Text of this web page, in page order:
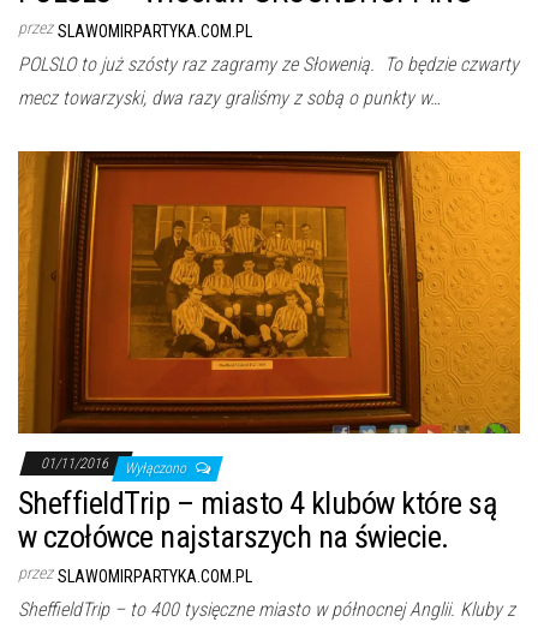
przez SLAWOMIRPARTYKA.COM.PL
POLSLO to już szósty raz zagramy ze Słowenią. To będzie czwarty
mecz towarzyski, dwa razy graliśmy z sobą o punkty w…
01/11/2016 Wyłączono
SheffieldTrip – miasto 4 klubów które są
w czołówce najstarszych na świecie.
przez SLAWOMIRPARTYKA.COM.PL
SheffieldTrip – to 400 tysięczne miasto w północnej Anglii. Kluby z